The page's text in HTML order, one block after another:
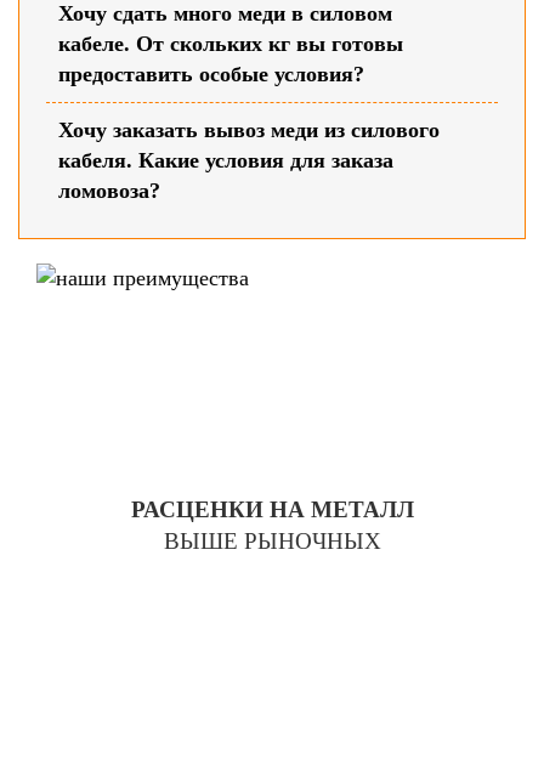
Хочу сдать много меди в силовом
кабеле. От скольких кг вы готовы
предоставить особые условия?
Хочу заказать вывоз меди из силового
кабеля. Какие условия для заказа
ломовоза?
РАСЦЕНКИ НА МЕТАЛЛ
ВЫШЕ РЫНОЧНЫХ